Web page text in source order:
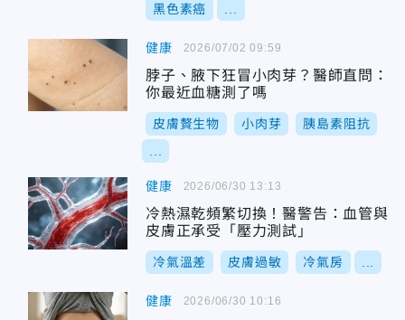
黑色素癌
健康
脖子、腋下狂冒小肉芽？醫師直問：
你最近血糖測了嗎
皮膚贅生物 小肉芽 胰島素阻抗
2026/07/02 09:59
健康
冷熱濕乾頻繁切換！醫警告：血管與
皮膚正承受「壓力測試」
冷氣溫差 皮膚過敏 冷氣房
2026/06/30 13:13
健康 2026/06/30 10:16